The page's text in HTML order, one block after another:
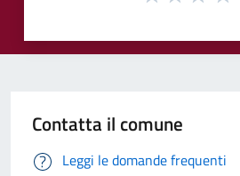
Contatta il comune
Leggi le domande frequenti